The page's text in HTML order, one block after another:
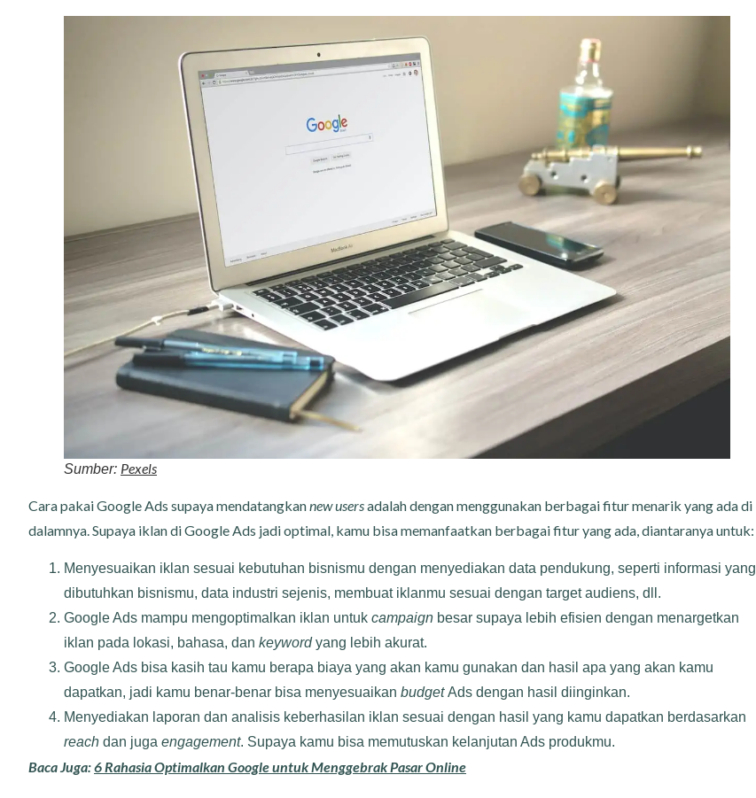
Sumber: Pexels
Cara pakai Google Ads supaya mendatangkannew usersadalah dengan menggunakan berbagai fitur menarik yang ada di
dalamnya. Supaya iklan di Google Ads jadi optimal, kamu bisa memanfaatkan berbagai fitur yang ada, diantaranya untuk:
Menyesuaikan iklan sesuai kebutuhan bisnismu dengan menyediakan data pendukung, seperti informasi yang
dibutuhkan bisnismu, data industri sejenis, membuat iklanmu sesuai dengan target audiens, dll.
Google Ads mampu mengoptimalkan iklan untuk campaign besar supaya lebih efisien dengan menargetkan
iklan pada lokasi, bahasa, dan keywordyang lebih akurat.
Google Ads bisa kasih tau kamu berapa biaya yang akan kamu gunakan dan hasil apa yang akan kamu
dapatkan, jadi kamu benar-benar bisa menyesuaikan budgetAds dengan hasil diinginkan.
Menyediakan laporan dan analisis keberhasilan iklan sesuai dengan hasil yang kamu dapatkan berdasarkan
reach dan juga engagement. Supaya kamu bisa memutuskan kelanjutan Ads produkmu.
Baca Juga:6 Rahasia Optimalkan Google untuk Menggebrak Pasar Online